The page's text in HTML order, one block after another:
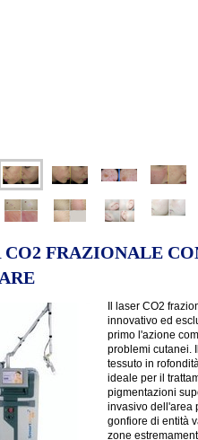
CO2 FRAZIONALE
Il laser CO2
innovativo ed
primo l'azione
problemi cutanei.
tessuto in
ideale per il
pigmentazioni
invasivo dell'area
gonfiore di entità
zone